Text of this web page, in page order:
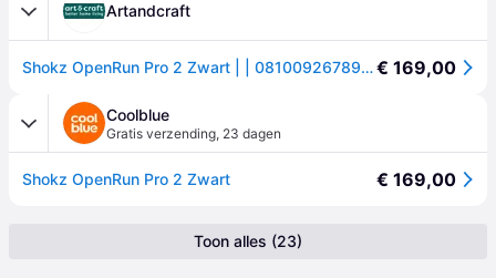
Artandcraft
Shokz OpenRun Pro 2 Zwart | | 0810092678922€ 169,00
Coolblue
Gratis verzending, 23 dagen
Shokz OpenRun Pro 2 Zwart € 169,00
Toon alles (23)